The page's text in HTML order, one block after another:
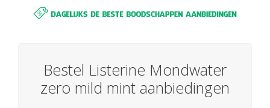
Bestel Listerine Mondwater
zero mild mint aanbiedingen